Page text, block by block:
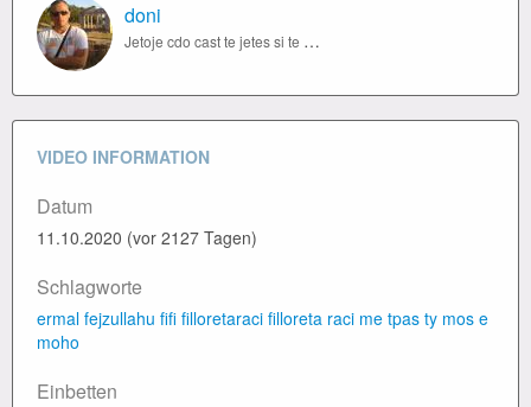
doni
Jetoje cdo cast te jetes si te ishte i fundit
VIDEO INFORMATION
Datum
11.10.2020 (vor 2127 Tagen)
Schlagworte
ermal fejzullahu fifi filloretaraci filloreta raci me tpas ty mos e
moho
Einbetten